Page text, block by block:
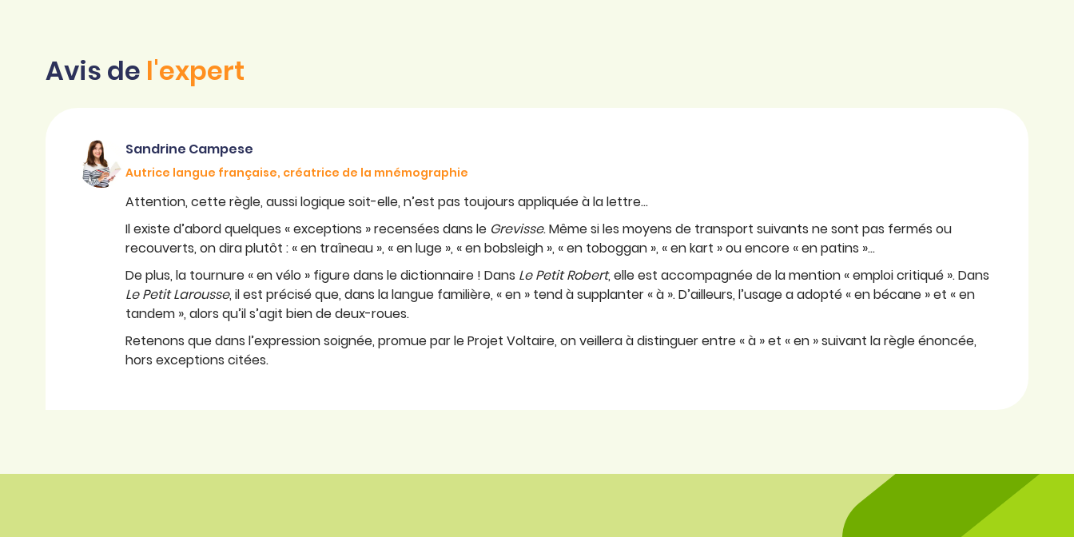
Avis de l'expert
Sandrine Campese
Autrice langue française, créatrice de la mnémographie
Attention, cette règle, aussi logique soit-elle, n’est pas toujours appliquée à la lettre…
Il existe d’abord quelques « exceptions » recensées dans le Grevisse. Même si les moyens de transport suivants ne sont pas fermés ou
recouverts, on dira plutôt : « en traîneau », « en luge », « en bobsleigh », « en toboggan », « en kart » ou encore « en patins »…
De plus, la tournure « en vélo » figure dans le dictionnaire ! Dans LePetit Robert, elle est accompagnée de la mention « emploi critiqué ». Dans
LePetit Larousse, il est précisé que, dans la langue familière, « en » tend à supplanter « à ». D’ailleurs, l’usage a adopté « en bécane » et « en
tandem », alors qu’il s’agit bien de deux-roues.
Retenons que dans l’expression soignée, promue par le Projet Voltaire, on veillera à distinguer entre « à » et « en » suivant la règle énoncée,
hors exceptions citées.